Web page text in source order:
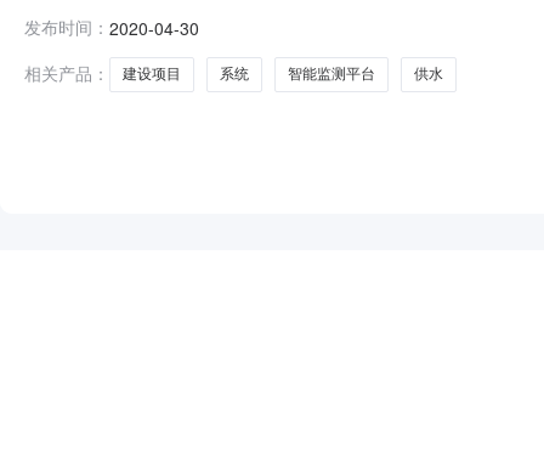
意见，受采购单位的委托，对该项目进行公开招标采购
码：11530321015
发布时间： 2020-04-30
相关产品：
建设项目 系统 智能监测平台 供水